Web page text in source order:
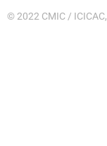
© 2022 CMIC /